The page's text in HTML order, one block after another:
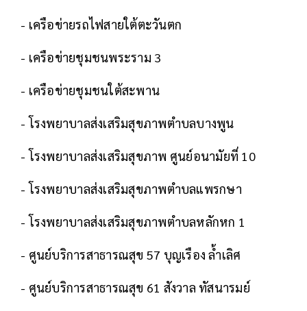
- เครือข่ายรถไฟสายใต้ตะวันตก
- เครือข่ายชุมชนพระราม 3
- เครือข่ายชุมชนใต้สะพาน
- โรงพยาบาลส่งเสริมสุขภาพตำบลบางพูน
- โรงพยาบาลส่งเสริมสุขภาพ ศูนย์อนามัยที่ 10
- โรงพยาบาลส่งเสริมสุขภาพตำบลแพรกษา
- โรงพยาบาลส่งเสริมสุขภาพตำบลหลักหก 1
- ศูนย์บริการสาธารณสุข 57 บุญเรือง ล้ำเลิศ
- ศูนย์บริการสาธารณสุข 61 สังวาล ทัสนารมย์